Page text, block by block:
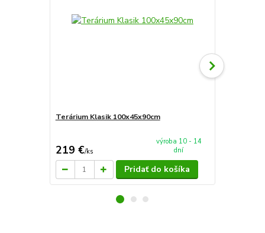
Terárium Klasik 100x45x90cm
219 €/ks
výroba 10 - 14
dní
Pridať do košíka